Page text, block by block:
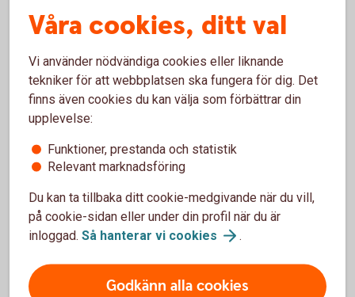
Vad är en livförsäkring?
Vad kostar Trygga livförsäkring?
Vem kan teckna en livförsäkring?
Behöver jag en livförsäkring?
Hur ansöker jag om livförskott och hur fungerar
det med dödsfallsanmälan?
Hur avslutar jag min försäkring?
Våra cookies, ditt val
Vi använder nödvändiga cookies eller liknande
tekniker för att webbplatsen ska fungera för dig. Det
finns även cookies du kan välja som förbättrar din
upplevelse:
Funktioner, prestanda och statistik
Relevant marknadsföring
Du kan ta tillbaka ditt cookie-medgivande när du vill,
på cookie-sidan eller under din profil när du är
inloggad. Så hanterar vi cookies .
Godkänn alla cookies